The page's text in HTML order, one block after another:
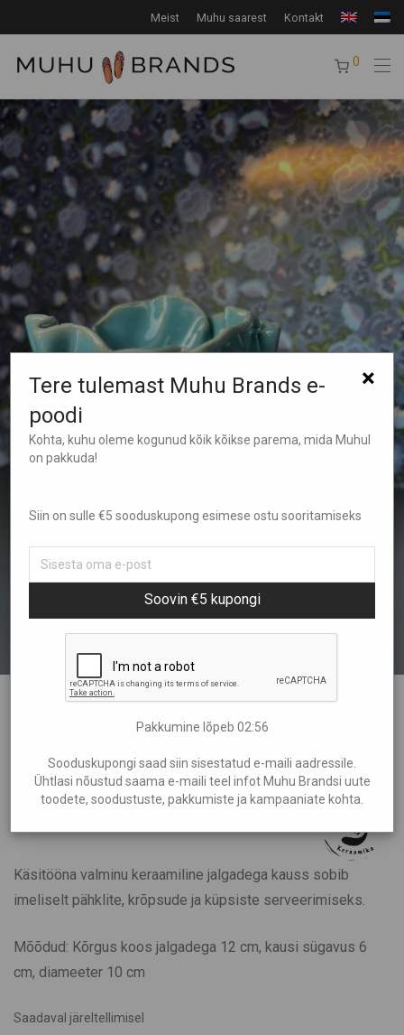
Meist Muhu saarest Kontakt
0
Keramiline käsitöö kauss kõverate
30,00
Käsitööna valminu keraamiline jalgadega kauss sobib
imeliselt pähklite, krõpsude ja küpsiste serveerimiseks.
Mõõdud: Kõrgus koos jalgadega 12 cm, kausi sügavus 6
cm, diameeter 10 cm
Saadaval järeltellimisel
×
Tere tulemast Muhu Brands e-
poodi
Kohta, kuhu oleme kogunud kõik kõikse parema, mida Muhul
on pakkuda!
Siin on sulle €5 sooduskupong esimese ostu sooritamiseks
Soovin €5 kupongi
Pakkumine lõpeb 02:55
Sooduskupongi saad siin sisestatud e-maili aadressile.
Ühtlasi nõustud saama e-maili teel infot Muhu Brandsi uute
toodete, soodustuste, pakkumiste ja kampaaniate kohta.